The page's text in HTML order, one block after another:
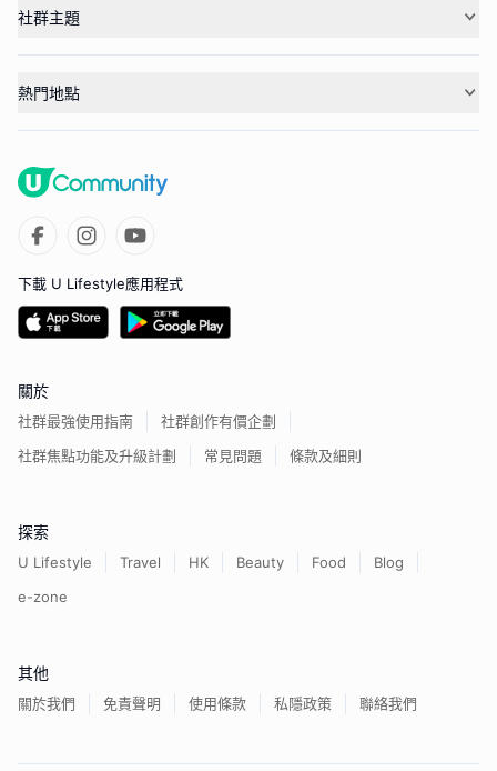
社群主題
熱門地點
下載 U Lifestyle應用程式
關於
社群最強使用指南
社群創作有價企劃
社群焦點功能及升級計劃
常見問題 條款及細則
探索
U Lifestyle Travel HK Beauty Food
Blog
e-zone
其他
關於我們 免責聲明 使用條款 私隱政策 聯絡我們